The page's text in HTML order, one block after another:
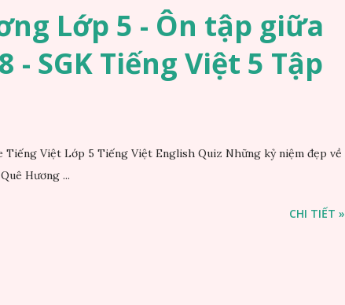
Lớp 5 - Ôn tập giữa
- SGK Tiếng Việt 5 Tập
Tiếng Việt Lớp 5 Tiếng Việt English Quiz Những kỷ niệm đẹp về
Hương ...
CHI TIẾT »